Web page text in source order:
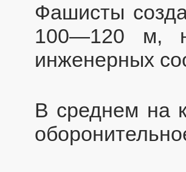
Фашисты
100—120 м,
инженерных
В среднем на